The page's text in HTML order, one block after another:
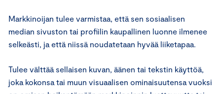
Markkinoijan tulee varmistaa, että sen sosiaalisen
median sivuston tai profiilin kaupallinen luonne ilmenee
selkeästi, ja että niissä noudatetaan hyvää liiketapaa.
Tulee välttää sellaisen kuvan, äänen tai tekstin käyttöä,
joka kokonsa tai muun visuaalisen ominaisuutensa vuoksi